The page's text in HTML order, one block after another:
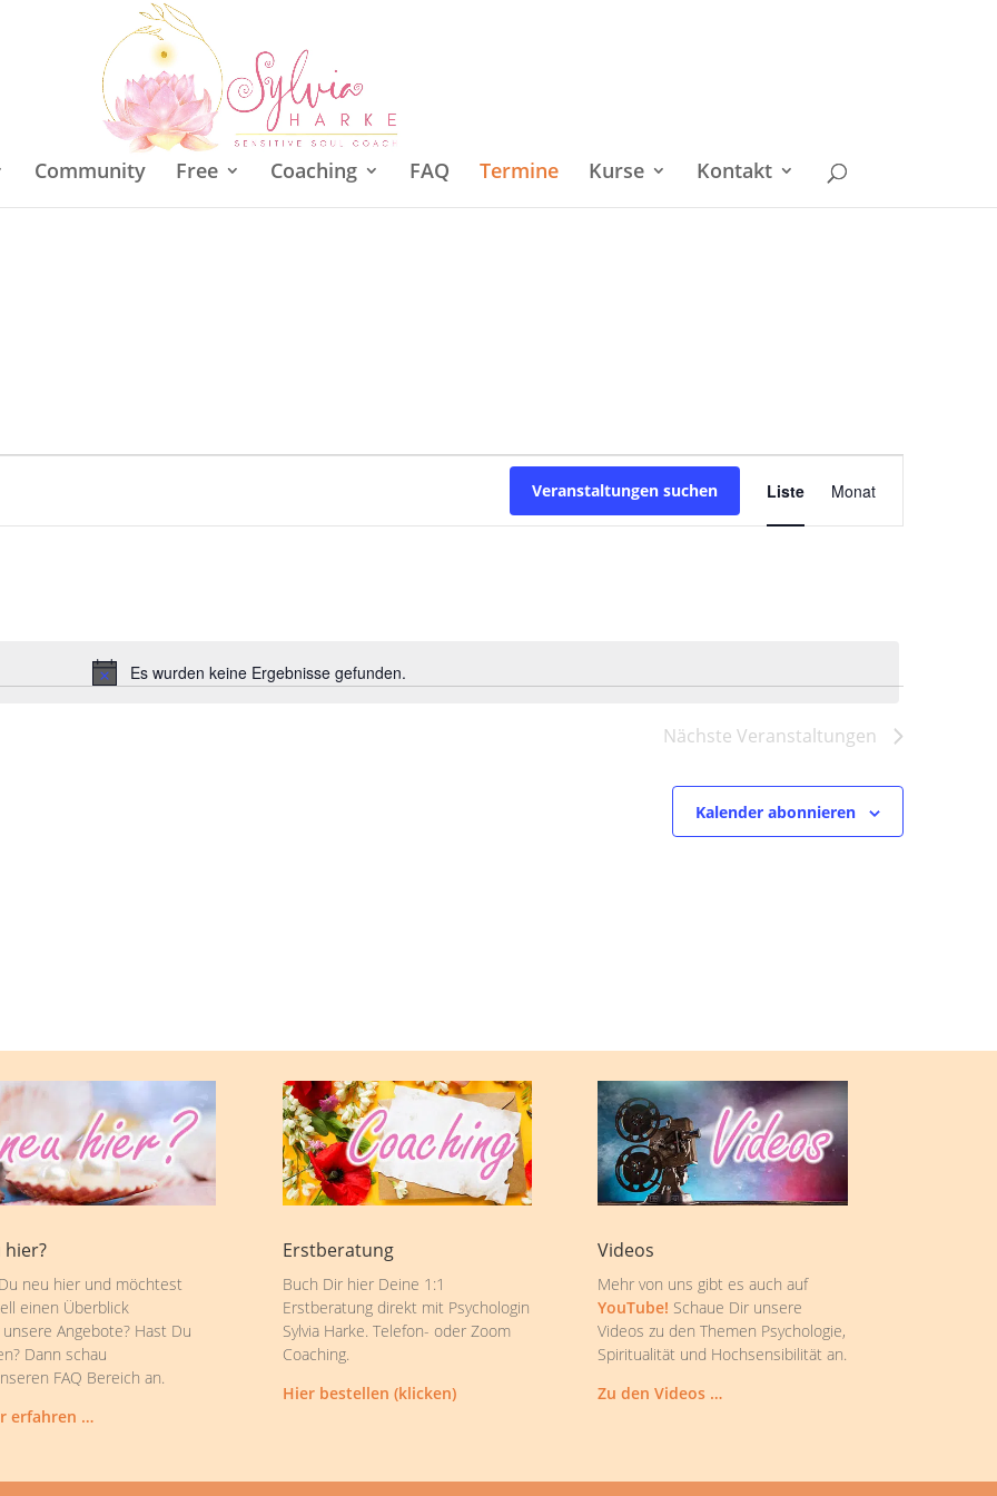
Community Free Coaching FAQ Termine Kurse Kontakt
Hinweis
Es wurden keine Ergebnisse gefunden.
Veranstaltungen suchen Ansichten-
Navigation
Liste Monat
Nächste Veranstaltungen
Kalender abonnieren
hier?
neu hier und möchtest
einen Überblick
Angebote? Hast Du
Dann schau
FAQ Bereich an.
erfahren …
Erstberatung
Buch Dir hier Deine 1:1
Erstberatung direkt mit Psychologin
Sylvia Harke. Telefon- oder Zoom
Coaching.
Hier bestellen (klicken)
Videos
Mehr von uns gibt es auch auf
YouTube! Schaue Dir unsere
Videos zu den Themen Psychologie,
Spiritualität und Hochsensibilität an.
Zu den Videos …